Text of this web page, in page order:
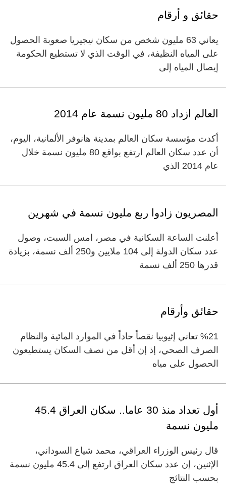
حقائق و أرقام
يعاني 63 مليون شخص من سكان نيجيريا صعوبة الحصول
على المياه النظيفة، في الوقت الذي لا تستطيع الحكومة
إيصال المياه إلى
العالم ازداد 80 مليون نسمة عام 2014
أكدت مؤسسة سكان العالم بمدينة هانوفر الألمانية، اليوم،
أن عدد سكان العالم ارتفع بواقع 80 مليون نسمة خلال
عام 2014 الذي
المصريون زادوا ربع مليون نسمة في شهرين
أعلنت الساعة السكانية في مصر، امس السبت، وصول
عدد سكان الدولة إلى 104 ملايين و250 ألف نسمة، بزيادة
قدرها 250 ألف نسمة
حقائق وأرقام
%21 تعاني إثيوبيا نقصاً حاداً في الموارد المائية والنظام
الصرف الصحي، إذ إن أقل من نصف السكان يستطيعون
الحصول على مياه
أول تعداد منذ 30 عاما.. سكان العراق 45.4
مليون نسمة
قال رئيس الوزراء العراقي، محمد شياع السوداني،
الإثنين، إن عدد سكان العراق ارتفع إلى 45.4 مليون نسمة
بحسب النتائج